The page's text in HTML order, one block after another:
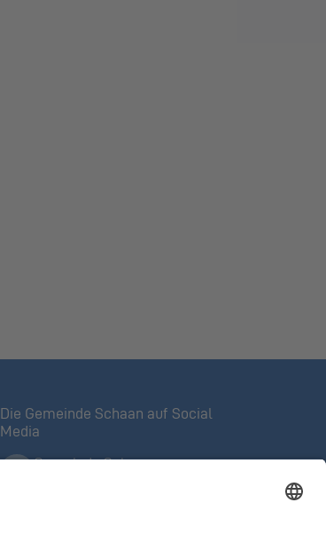
Die Gemeinde Schaan auf Social
Media
Gemeinde Schaan